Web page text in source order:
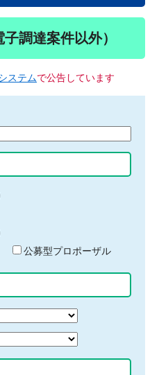
調達案件以外）
ステムで公告しています
公募型プロポーザル